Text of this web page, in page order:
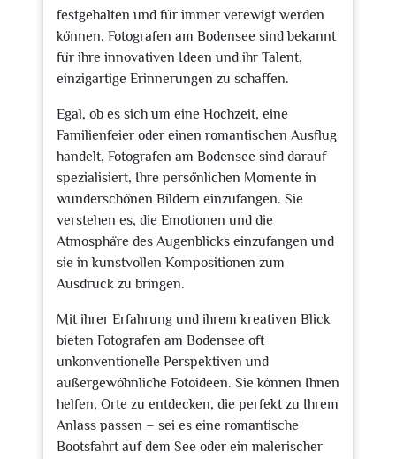
festgehalten und für immer verewigt werden
können. Fotografen am Bodensee sind bekannt
für ihre innovativen Ideen und ihr Talent,
einzigartige Erinnerungen zu schaffen.
Egal, ob es sich um eine Hochzeit, eine
Familienfeier oder einen romantischen Ausflug
handelt, Fotografen am Bodensee sind darauf
spezialisiert, Ihre persönlichen Momente in
wunderschönen Bildern einzufangen. Sie
verstehen es, die Emotionen und die
Atmosphäre des Augenblicks einzufangen und
sie in kunstvollen Kompositionen zum
Ausdruck zu bringen.
Mit ihrer Erfahrung und ihrem kreativen Blick
bieten Fotografen am Bodensee oft
unkonventionelle Perspektiven und
außergewöhnliche Fotoideen. Sie können Ihnen
helfen, Orte zu entdecken, die perfekt zu Ihrem
Anlass passen – sei es eine romantische
Bootsfahrt auf dem See oder ein malerischer